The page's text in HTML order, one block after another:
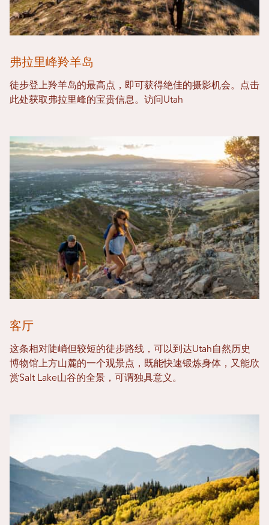
弗拉里峰羚羊岛
徒步登上羚羊岛的最高点，即可获得绝佳的摄影机会。点击
此处获取弗拉里峰的宝贵信息。访问Utah
客厅
这条相对陡峭但较短的徒步路线，可以到达Utah自然历史
博物馆上方山麓的一个观景点，既能快速锻炼身体，又能欣
赏Salt Lake山谷的全景，可谓独具意义。